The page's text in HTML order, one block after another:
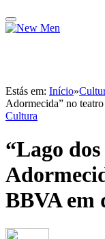
Estás em: Início»
Adormecida” no
Cultura
“Lago
BBVA em